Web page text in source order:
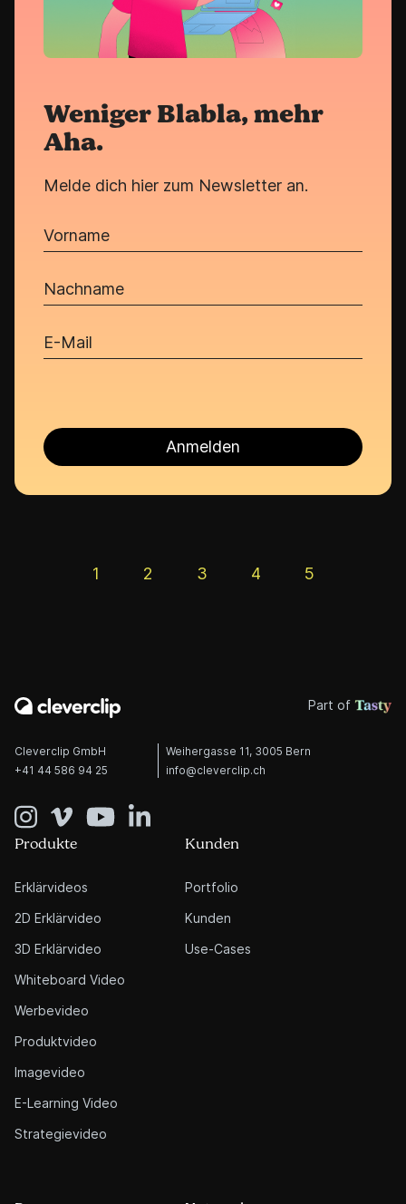
Weniger Blabla, mehr
Aha.
Melde dich hier zum Newsletter an.
Vorname
Nachname
E-Mail
1 2 3 4 5
Cleverclip GmbH
Weihergasse 11, 3005 Bern
+41 44 586 94 25
info@cleverclip.ch
Produkte
Erklärvideos
2D Erklärvideo
3D Erklärvideo
Whiteboard Video
Werbevideo
Produktvideo
Imagevideo
E-Learning Video
Strategievideo
Kunden
Portfolio
Kunden
Use-Cases
Part of